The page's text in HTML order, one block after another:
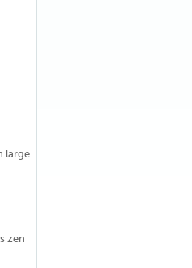
large
zen